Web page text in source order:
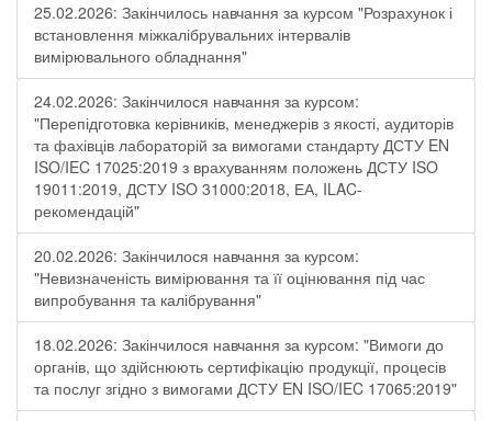
25.02.2026: Закінчилось навчання за курсом "Розрахунок і
встановлення міжкалібрувальних інтервалів
вимірювального обладнання"
24.02.2026: Закінчилося навчання за курсом:
"Перепідготовка керівників, менеджерів з якості, аудиторів
та фахівців лабораторій за вимогами стандарту ДСТУ EN
ISO/IEC 17025:2019 з врахуванням положень ДСТУ ISO
19011:2019, ДСТУ ISO 31000:2018, ЕА, ILAC-
рекомендацій"
20.02.2026: Закінчилося навчання за курсом:
"Невизначеність вимірювання та її оцінювання під час
випробування та калібрування"
18.02.2026: Закінчилося навчання за курсом: "Вимоги до
органів, що здійснюють сертифікацію продукції, процесів
та послуг згідно з вимогами ДСТУ EN ISO/IEC 17065:2019"